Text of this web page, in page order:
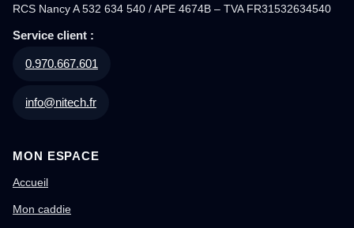
RCS Nancy A 532 634 540 / APE 4674B – TVA FR31532634540
Service client :
0.970.667.601
info@nitech.fr
MON ESPACE
Accueil
Mon caddie